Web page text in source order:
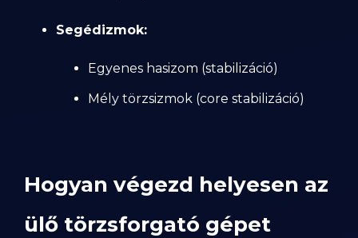
Segédizmok:
Egyenes hasizom (stabilizáció)
Mély törzsizmok (core stabilizáció)
Hogyan végezd helyesen az
ülő törzsforgató gépet